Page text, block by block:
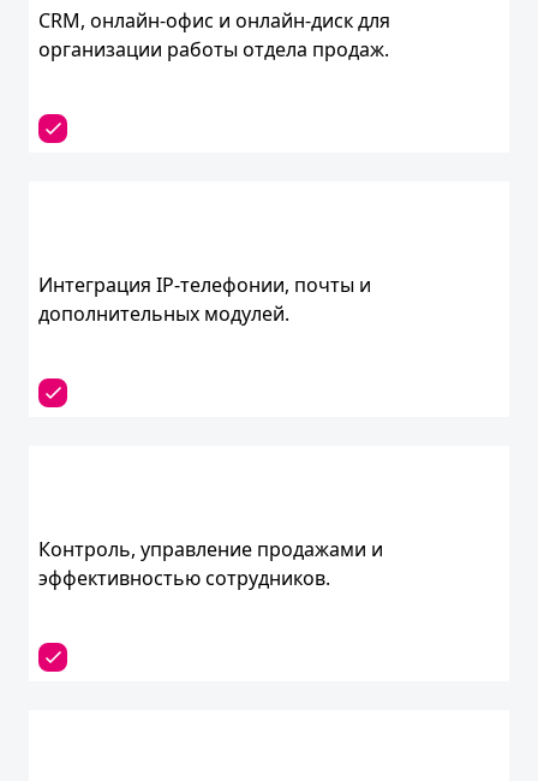
CRM, онлайн-офис и онлайн-диск для
организации работы отдела продаж.
Интеграция IP-телефонии, почты и
дополнительных модулей.
Контроль, управление продажами и
эффективностью сотрудников.